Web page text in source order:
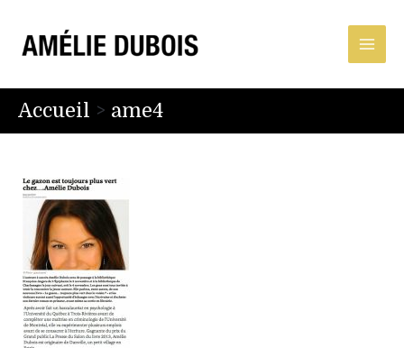
Accueil ame4